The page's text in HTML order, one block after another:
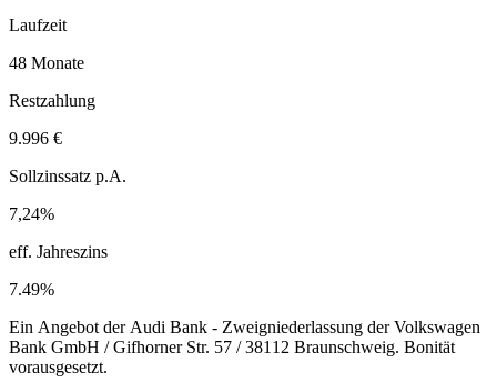
Laufzeit
48 Monate
Restzahlung
9.996 €
Sollzinssatz p.A.
7,24%
eff. Jahreszins
7.49%
Ein Angebot der Audi Bank - Zweigniederlassung der Volkswagen
Bank GmbH / Gifhorner Str. 57 / 38112 Braunschweig. Bonität
vorausgesetzt.